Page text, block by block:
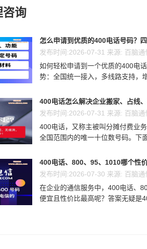
咨询
怎么申请到优质的400电话号码？
发布时间:2026-07-31 来源: 百脑通
如何轻松申请到一个优质的400电
势：全国统一接入，多线路支持，
400电话怎么解决企业搬家、占线
发布时间:2026-07-31 来源: 百脑通
400电话，又称主被叫分摊付费业
全国范围内的唯一十位数号码。下
400电话、800、95、1010哪个性
发布时间:2026-07-30 来源: 百脑通
在企业的通信服务中，400电话、
便宜且性价比最高呢？答案无疑是